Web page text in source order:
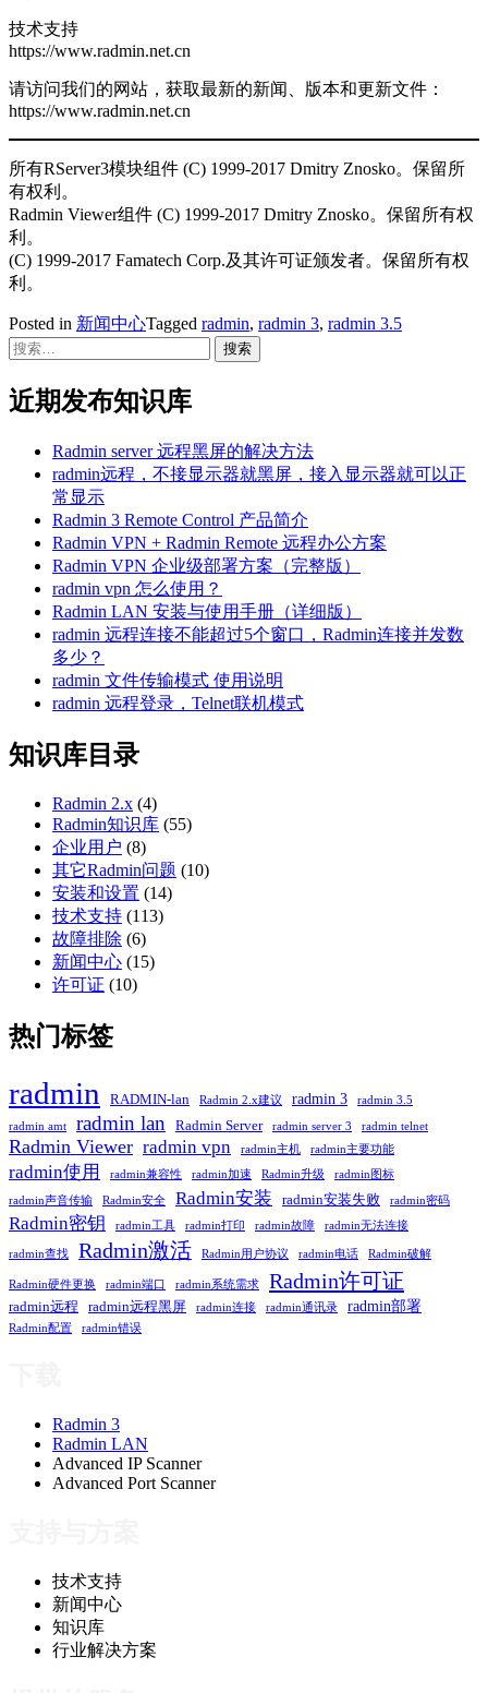
技术支持
https://www.radmin.net.cn
请访问我们的网站，获取最新的新闻、版本和更新文件：
https://www.radmin.net.cn
所有RServer3模块组件 (C) 1999-2017 Dmitry Znosko。保留所
有权利。
Radmin Viewer组件 (C) 1999-2017 Dmitry Znosko。保留所有权
利。
(C) 1999-2017 Famatech Corp.及其许可证颁发者。保留所有权
利。
Posted in 新闻中心Tagged radmin, radmin 3, radmin 3.5
搜
近期发布知识库
Radmin server 远程黑屏的解决方法
radmin远程，不接显示器就黑屏，接入显示器就可以正
常显示
Radmin 3 Remote Control 产品简介
Radmin VPN + Radmin Remote 远程办公方案
Radmin VPN 企业级部署方案（完整版）
radmin vpn 怎么使用？
Radmin LAN 安装与使用手册（详细版）
radmin 远程连接不能超过5个窗口，Radmin连接并发数
多少？
radmin 文件传输模式 使用说明
radmin 远程登录，Telnet联机模式
知识库目录
Radmin 2.x (4)
Radmin知识库 (55)
企业用户 (8)
其它Radmin问题 (10)
安装和设置 (14)
技术支持 (113)
故障排除 (6)
新闻中心 (15)
许可证 (10)
热门标签
radmin RADMIN-lan Radmin 2.x建议 radmin 3 radmin 3.5
radmin amt radmin lan Radmin Server radmin server 3 radmin telnet
Radmin Viewer radmin vpn radmin主机 radmin主要功能
radmin使用 radmin兼容性 radmin加速 Radmin升级 radmin图标
radmin声音传输 Radmin安全 Radmin安装 radmin安装失败 radmin密码
Radmin密钥 radmin工具 radmin打印 radmin故障 radmin无法连接
radmin查找 Radmin激活 Radmin用户协议 radmin电话 Radmin破解
Radmin硬件更换 radmin端口 radmin系统需求 Radmin许可证
radmin远程 radmin远程黑屏 radmin连接 radmin通讯录 radmin部署
Radmin配置 radmin错误
Radmin 3
Radmin LAN
Advanced IP Scanner
Advanced Port Scanner
技术支持
新闻中心
知识库
行业解决方案